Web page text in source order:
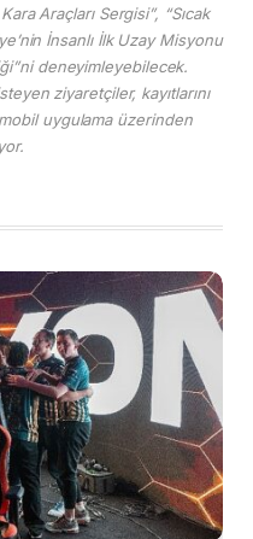
Araçları Sergisi”, “Sıcak
İnsanlı İlk Uzay Misyonu
deneyimleyebilecek.
ziyaretçiler, kayıtlarını
uygulama üzerinden